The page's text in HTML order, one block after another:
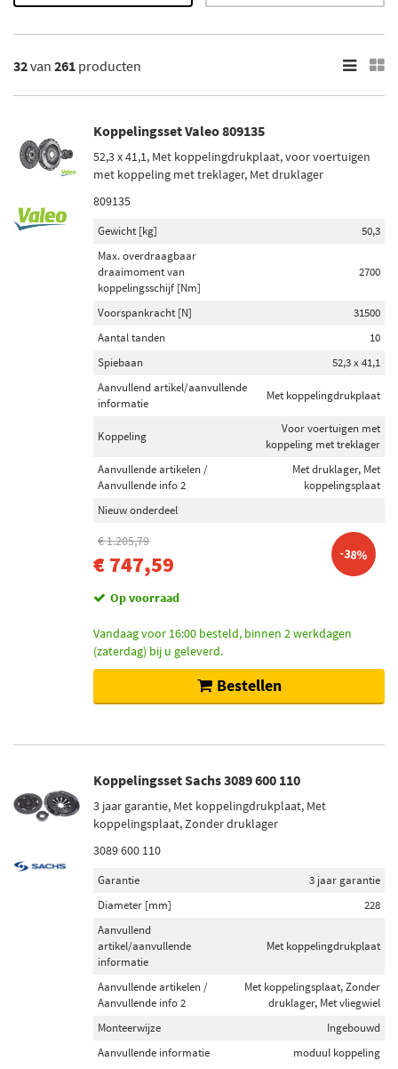
Compass
Grand Cherokee
×
Resultaten
Merk
LUK (20)
Blue Print (7)
Valeo (157)
Sachs (24)
Categorieën
Koppelingsset (238)
Hoofdkoppelingscilinder reparatieset (5)
Hoofd-/Hulpkoppelingcilinderset (4)
Niet op voorraad (148)
Op voorraad (113)
32van 261 producten
Koppelingsset Valeo 809135
52,3 x 41,1, Met koppelingdrukplaat, voor voertuigen
met koppeling met treklager, Met druklager
809135
Gewicht [kg]
50,3
Max. overdraagbaar
draaimoment van
koppelingsschijf [Nm]
2700
Voorspankracht [N]
31500
Aantal tanden
10
Spiebaan
52,3 x 41,1
Aanvullend artikel/aanvullende
informatie
Met koppelingdrukplaat
Koppeling
Voor voertuigen met
koppeling met treklager
Aanvullende artikelen /
Aanvullende info 2
Met druklager, Met
koppelingsplaat
Nieuw onderdeel
€ 1.205,79
€ 747,59 -38%
Op voorraad
Vandaag voor 16:00 besteld, binnen 2 werkdagen
(zaterdag) bij u geleverd.
Bestellen
Koppelingsset Sachs 3089 600 110
3 jaar garantie, Met koppelingdrukplaat, Met
koppelingsplaat, Zonder druklager
3089 600 110
Garantie
3 jaar garantie
Diameter [mm]
228
Aanvullend
artikel/aanvullende
informatie
Met koppelingdrukplaat
Aanvullende artikelen /
Aanvullende info 2
Met koppelingsplaat, Zonder
druklager, Met vliegwiel
Monteerwijze
Ingebouwd
Aanvullende informatie
moduul koppeling